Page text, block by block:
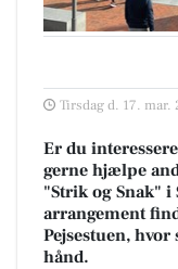
Tirsdag d. 17. mar.
Er du
gerne hjælpe
"Strik og Snak" i
arrangement
Pejsestuen,
hånd.